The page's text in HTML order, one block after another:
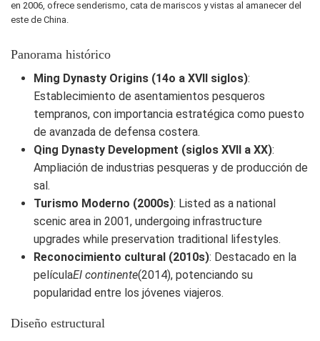
en 2006, ofrece senderismo, cata de mariscos y vistas al amanecer del
este de China.
Panorama histórico
Ming Dynasty Origins (14o a XVII siglos):
Establecimiento de asentamientos pesqueros
tempranos, con importancia estratégica como puesto
de avanzada de defensa costera.
Qing Dynasty Development (siglos XVII a XX):
Ampliación de industrias pesqueras y de producción de
sal.
Turismo Moderno (2000s): Listed as a national
scenic area in 2001, undergoing infrastructure
upgrades while preservation traditional lifestyles.
Reconocimiento cultural (2010s): Destacado en la
películaEl continente(2014), potenciando su
popularidad entre los jóvenes viajeros.
Diseño estructural